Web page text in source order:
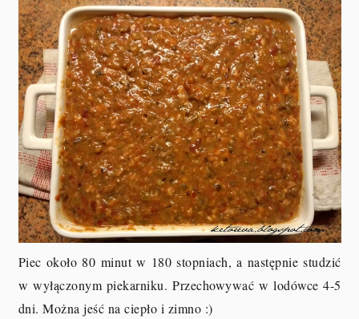
Piec około 80 minut w 180 stopniach, a następnie studzić
w wyłączonym piekarniku. Przechowywać w lodówce 4-5
dni. Można jeść na ciepło i zimno :)